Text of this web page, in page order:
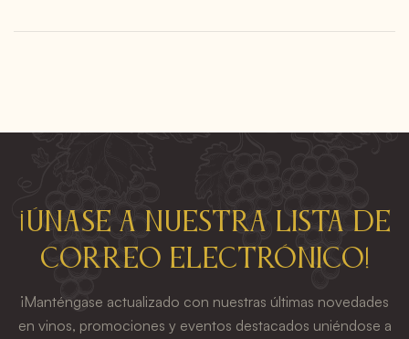
¡Únase a nuestra lista de
correo electrónico!
¡Manténgase actualizado con nuestras últimas novedades
en vinos, promociones y eventos destacados uniéndose a